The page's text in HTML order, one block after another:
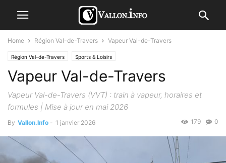
Home Région Val-de-Travers Vapeur Val-de-Travers
Région Val-de-Travers Sports & Loisirs
Vapeur Val-de-Travers
Vapeur Val-de-Travers (VVT) : train à vapeur, horaires et
formules | Mise à jour en mai 2026
By Vallon.Info - 1 janvier 2026 0
179